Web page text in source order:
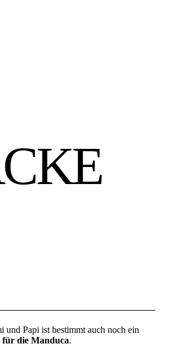
und Papi ist bestimmt auch noch ein
für die Manduca.